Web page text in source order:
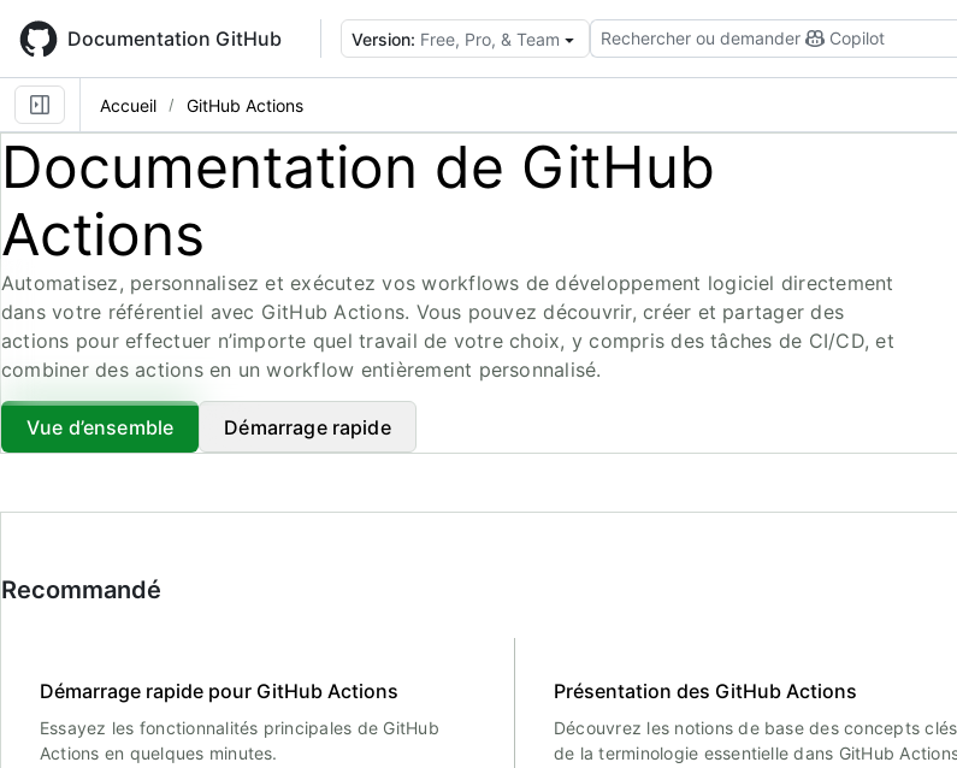
main
content
Documentation GitHub Version: Free, Pro, & Team Rechercher ou demander Copilot
Accueil GitHub Actions
Documentation de GitHub
Actions
Automatisez, personnalisez et exécutez vos workflows de développement logiciel directement
dans votre référentiel avec GitHub Actions. Vous pouvez découvrir, créer et partager des
actions pour effectuer n’importe quel travail de votre choix, y compris des tâches de CI/CD, et
combiner des actions en un workflow entièrement personnalisé.
Vue d’ensemble Démarrage rapide
Recommandé
Démarrage rapide pour GitHub Actions
Essayez les fonctionnalités principales de GitHub
Actions en quelques minutes.
Présentation des GitHub Actions
Découvrez les notions de base des concepts
de la terminologie essentielle dans GitHub